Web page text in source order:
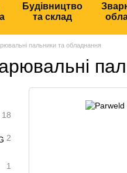
Будівництво
та склад
пальники та обладнання
18
2
1